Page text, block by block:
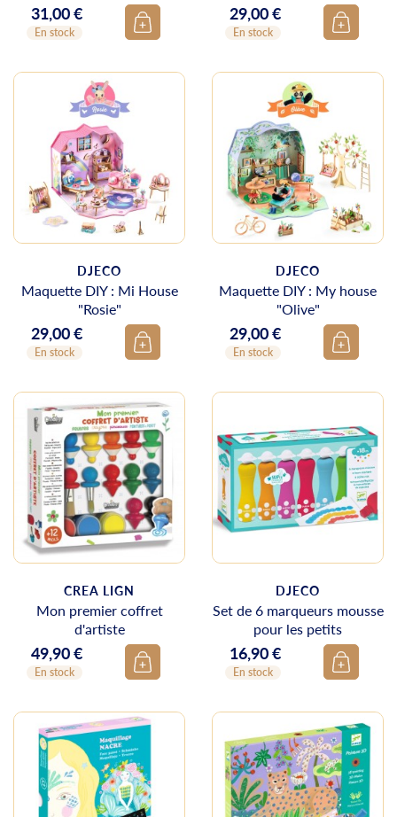
Prix
31,00 €
En stock
Prix
29,00 €
En stock
DJECO
Maquette DIY : Mi House
"Rosie"
Prix
29,00 €
En stock
DJECO
Maquette DIY : My house
"Olive"
Prix
29,00 €
En stock
CREA LIGN
Mon premier coffret
d'artiste
Prix
49,90 €
En stock
DJECO
Set de 6 marqueurs mousse
pour les petits
Prix
16,90 €
En stock